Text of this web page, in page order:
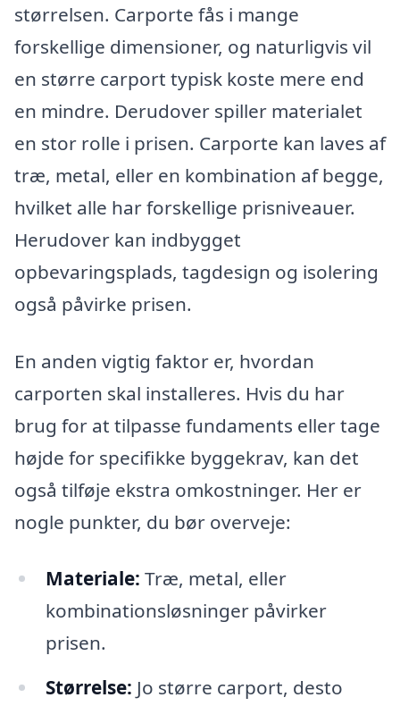
størrelsen. Carporte fås i mange
forskellige dimensioner, og naturligvis vil
en større carport typisk koste mere end
en mindre. Derudover spiller materialet
en stor rolle i prisen. Carporte kan laves af
træ, metal, eller en kombination af begge,
hvilket alle har forskellige prisniveauer.
Herudover kan indbygget
opbevaringsplads, tagdesign og isolering
også påvirke prisen.
En anden vigtig faktor er, hvordan
carporten skal installeres. Hvis du har
brug for at tilpasse fundaments eller tage
højde for specifikke byggekrav, kan det
også tilføje ekstra omkostninger. Her er
nogle punkter, du bør overveje:
Materiale: Træ, metal, eller
kombinationsløsninger påvirker
prisen.
Størrelse: Jo større carport, desto